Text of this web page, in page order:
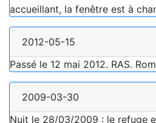
accueillant, la fenêtre est à
2012-05-15
Passé le 12 mai 2012. RAS.
2009-03-30
Nuit le 28/03/2009 : le refuge